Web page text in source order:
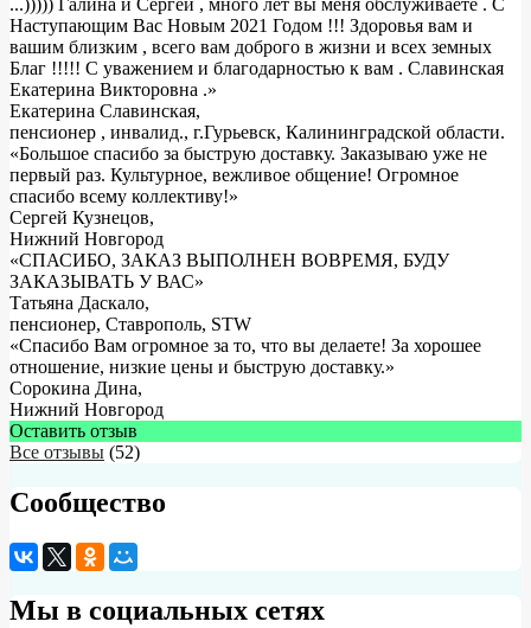
...))))) Галина и Сергей , много лет вы меня обслуживаете . С
Наступающим Вас Новым 2021 Годом !!! Здоровья вам и
вашим близким , всего вам доброго в жизни и всех земных
Благ !!!!! С уважением и благодарностью к вам . Славинская
Екатерина Викторовна .»
Екатерина Славинская,
пенсионер , инвалид., г.Гурьевск, Калининградской области.
«Большое спасибо за быструю доставку. Заказываю уже не
первый раз. Культурное, вежливое общение! Огромное
спасибо всему коллективу!»
Сергей Кузнецов,
Нижний Новгород
«СПАСИБО, ЗАКАЗ ВЫПОЛНЕН ВОВРЕМЯ, БУДУ
ЗАКАЗЫВАТЬ У ВАС»
Татьяна Даскало,
пенсионер, Ставрополь, STW
«Спасибо Вам огромное за то, что вы делаете! За хорошее
отношение, низкие цены и быструю доставку.»
Сорокина Дина,
Нижний Новгород
Оставить отзыв
Все отзывы (52)
Сообщество
Мы в социальных сетях